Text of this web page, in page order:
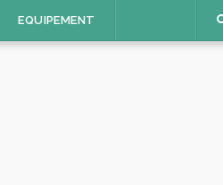
EQUIPEMENT